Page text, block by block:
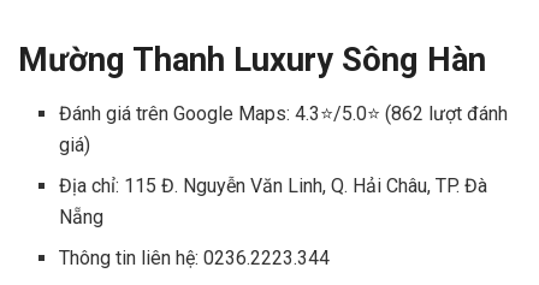
Mường Thanh Luxury Sông Hàn
Đánh giá trên Google Maps: 4.3⭐/5.0⭐ (862 lượt đánh
giá)
Địa chỉ: 115 Đ. Nguyễn Văn Linh, Q. Hải Châu, TP. Đà
Nẵng
Thông tin liên hệ: 0236.2223.344